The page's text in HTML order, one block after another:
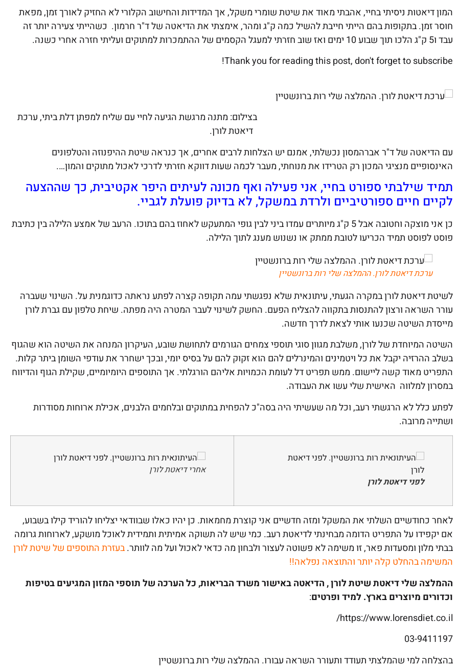
המון דיאטות ניסיתי בחיי, אהבתי מאוד את שיטת שומרי משקל, אך המדידות והחישוב הקלורי לא החזיק לאורך זמן, מפאת
חוסר זמן. בתקופות בהם הייתי חייבת להשיל כמה ק"ג ומהר, אימצתי את הדיאטה של ד"ר חרמון. כשהייתי צעירה יותר זה
עבד ו5 ק"ג הלכו תוך שבוע 10 ימים ואז שוב חזרתי למעגל הקסמים של ההתמכרות למתוקים ועליתי חזרה אחרי כשנה.
Thank you for reading this post, don't forget to subscribe!
בצילום: מתנה מרגשת הגיעה לחיי עם שליח למפתן דלת ביתי, ערכת
דיאטת לורן.
עם הדיאטה של ד"ר אברהמסון נכשלתי, אמנם יש הצלחות לרבים אחרים, אך כנראה שיטת ההיפנוזה והטלפונים
האינסופיים מנציגי המכון רק הטרידו את מנוחתי, מעבר לכמה שעות דווקא חזרתי לדרכי לאכול מתוקים והמון….
תמיד שילבתי ספורט בחיי, אני פעילה ואף מכונה לעיתים היפר אקטיבית, כך שההצעה
לקיים חיים ספורטיביים ולרדת במשקל, לא בדיוק פועלת לגביי.
כן אני מוצקה וחטובה אבל 5 ק"ג מיותרים עמדו ביני לבין גופי המתעקש לאחוז בהם בתוכו. הרעב של אמצע הלילה בין כתיבת
פוסט לפוסט תמיד הכריעו לטובת ממתק או נשנוש מענג לתוך הלילה.
ערכת דיאטת לורן. ההמלצה שלי רות ברונשטיין
לשיטת דיאטת לורן במקרה הגעתי, עיתונאית שלא נפגשתי עמה תקופה קצרה לפתע נראתה כדוגמנית על. השינוי שעברה
עורר השראה ורצון להתנסות בתקווה להצליח הפעם. החשק לשינוי לעבר המטרה היה מפתה. שיחת טלפון עם גברת לורן
מייסדת השיטה שכנעו אותי לצאת לדרך חדשה.
השיטה המיוחדת של לורן, משלבת מגוון סוגי תוספי צמחים הגורמים לתחושת שובע, העיקרון המנחה את השיטה הוא שהגוף
בשלב ההרזיה יקבל את כל ויטמינים והמינרלים להם הוא זקוק להם על בסיס יומי, ובכך ישחרר את עודפי השומן ביתר קלות.
התפריט מאוד קשה ליישום. ממש תפריט דל לעומת הכמויות אליהם הורגלתי. אך התוספים היומיומיים, שקילת הגוף והדיווח
במסרון למלווה האישית שלי עשו את העבודה.
לפתע כלל לא הרגשתי רעב, וכל מה שעשיתי היה בסה"כ להפחית במתוקים ובלחמים הלבנים, אכילת ארוחות מסודרות
ושתייה מרובה.
לפני דיאטת לורן
אחרי דיאטת לורן
לאחר כחודשיים השלתי את המשקל ומזה חדשיים אני קוצרת מחמאות. כן יהיו כאלו שבוודאי יצליחו להוריד קילו בשבוע,
אם יקפידו על התפריט הדומה מבחינתי לדיאטת רעב. כמי שיש לה תשוקה אמיתית ותמידית לאוכל מושקע, לארוחות גרומה
בבתי מלון ומסעדות פאר, זו משימה לא פשוטה לעצור ולבחון מה כדאי לאכול ועל מה לוותר.בעזרת התוספים של שיטת לורן
המשימה בהחלט קלה יותר והתוצאה נפלאה!!
ההמלצה שלי דיאטת שיטת לורן , הדיאטה באישור משרד הבריאות, כל הערכה של תוספי המזון המגיעים בטיפות
וכדורים מיוצרים בארץ. למיד ופרטים:
https://www.lorensdiet.co.il/
03-9411197
בהצלחה למי שהמלצתי תעודד ותעורר השראה עבורו. ההמלצה שלי רות ברונשטיין